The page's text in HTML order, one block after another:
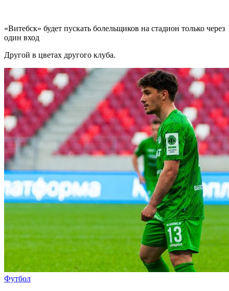
«Витебск» будет пускать болельщиков на стадион только через
один вход
Другой в цветах другого клуба.
Футбол